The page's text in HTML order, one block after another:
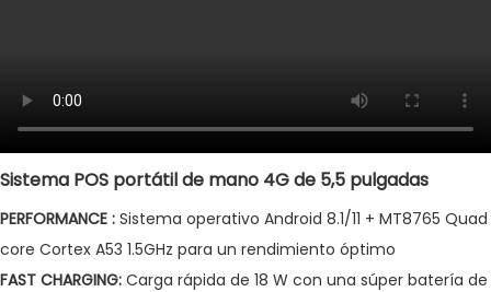
Sistema POS portátil de mano 4G de 5,5 pulgadas
PERFORMANCE : Sistema operativo Android 8.1/11 + MT8765 Quad
core Cortex A53 1.5GHz para un rendimiento óptimo
FAST CHARGING: Carga rápida de 18 W con una súper batería de